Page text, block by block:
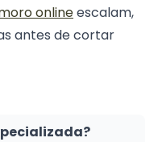
onlineescalam,
antes de cortar